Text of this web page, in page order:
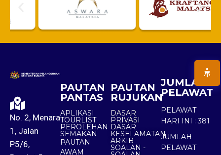
No. 2, Menara
1, Jalan
P5/6,
PAUTAN
PANTAS
APLIKASI
TOURLIST
PEROLEHAN
SEMAKAN
PAUTAN
AWAM
PAUTAN
RUJUKAN
DASAR
PRIVASI
DASAR
KESELAMATAN
ARKIB
SOALAN -
JUMLAH
PELAWAT
PELAWAT
HARI INI : 381
JUMLAH
PELAWAT